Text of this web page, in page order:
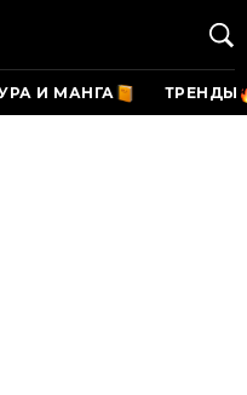
И МАНГА ТРЕНДЫ